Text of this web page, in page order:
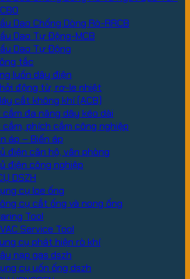
Dao Chống Dòng Rò-RRCB
Dao Tự Động-MCB
Dao Tự Động
tắc
luồn dây điện
động từ, rơ-le nhiệt
cắt không khí (ACB)
cắm đa năng dây kéo dài
cắm, phích cắm công nghiệp
áp – Biến áp
điện căn hộ, văn phòng
điện công nghiệp
DSZH
cụ loe ống
cụ cắt ống và nong ống
Tool
Service Tool
cụ phát hiện rò khí
nạp gas dszh
cụ uốn ống dszh